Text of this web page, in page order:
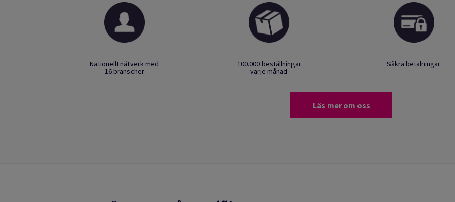
Nationellt nätverk med
16 branscher
100.000 beställningar
varje månad
Säkra betalningar
Läs mer om oss